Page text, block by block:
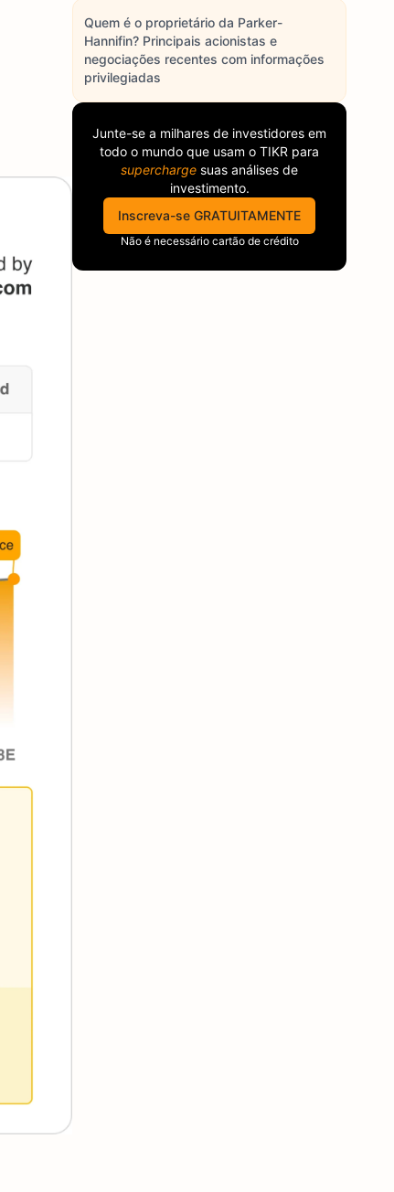
Quem é o proprietário da Parker-
Hannifin? Principais acionistas e
negociações recentes com informações
privilegiadas
Junte-se a milhares de investidores em
todo o mundo que usam o TIKR para
supercharge suas análises de
investimento.
Inscreva-se GRATUITAMENTE
Não é necessário cartão de crédito